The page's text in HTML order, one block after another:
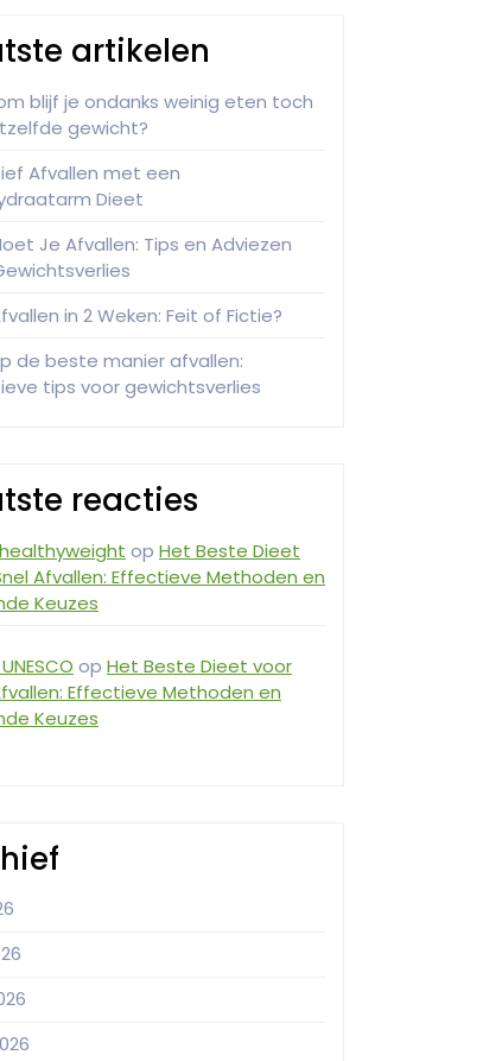
artikelen
blijf je ondanks weinig eten toch
gewicht?
Afvallen met een
Dieet
Je Afvallen: Tips en Adviezen
in 2 Weken: Feit of Fictie?
de beste manier afvallen:
tips voor gewichtsverlies
reacties
op Het Beste Dieet
Afvallen: Effectieve Methoden en
Keuzes
op Het Beste Dieet voor
Effectieve Methoden en
Keuzes